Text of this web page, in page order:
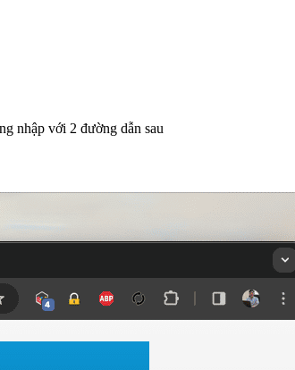
nhập với 2 đường dẫn sau